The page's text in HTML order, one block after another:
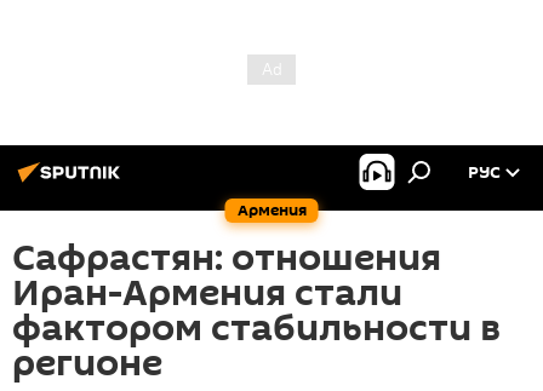
Армения
РУС
Сафрастян: отношения
Иран-Армения стали
фактором стабильности в
регионе